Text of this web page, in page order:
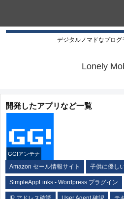
デジタルノマドなプログ
Lonely
開発したアプリなど一覧
GG!アンテナ
Amazon セール情報サイト 子供に優し
SimpleAppLinks - Wordpress プラグイン